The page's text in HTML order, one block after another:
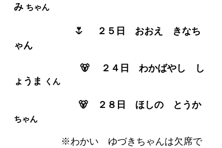
み ちゃん
🌷 ２５ 日 おおえ きなち
ゃん
🐻 ２４日 わかばやし し
ょうま
くん
🐻 ２８日 ほしの とうか
ちゃん
※わかい ゆづきちゃんは欠席で